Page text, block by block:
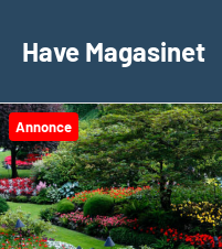
Have Magasinet
Annonce